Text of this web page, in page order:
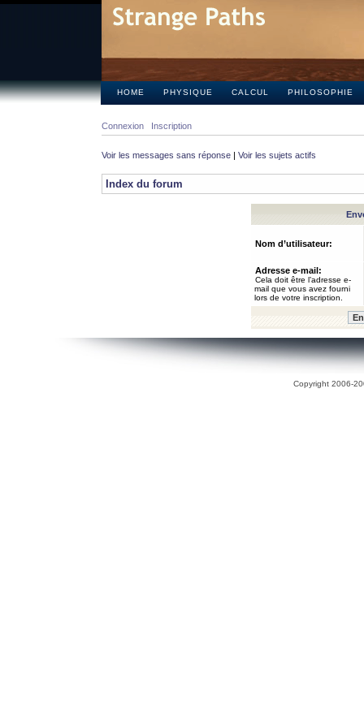
HOME PHYSIQUE CALCUL PHILOSOPHIE
Connexion Inscription
Voir les messages sans réponse | Voir les sujets actifs
Index du forum
Nom d’utilisateur:
Adresse e-mail:
Cela doit être l’adresse e-
mail que vous avez fourni
lors de votre inscription.
Copyright 2006-